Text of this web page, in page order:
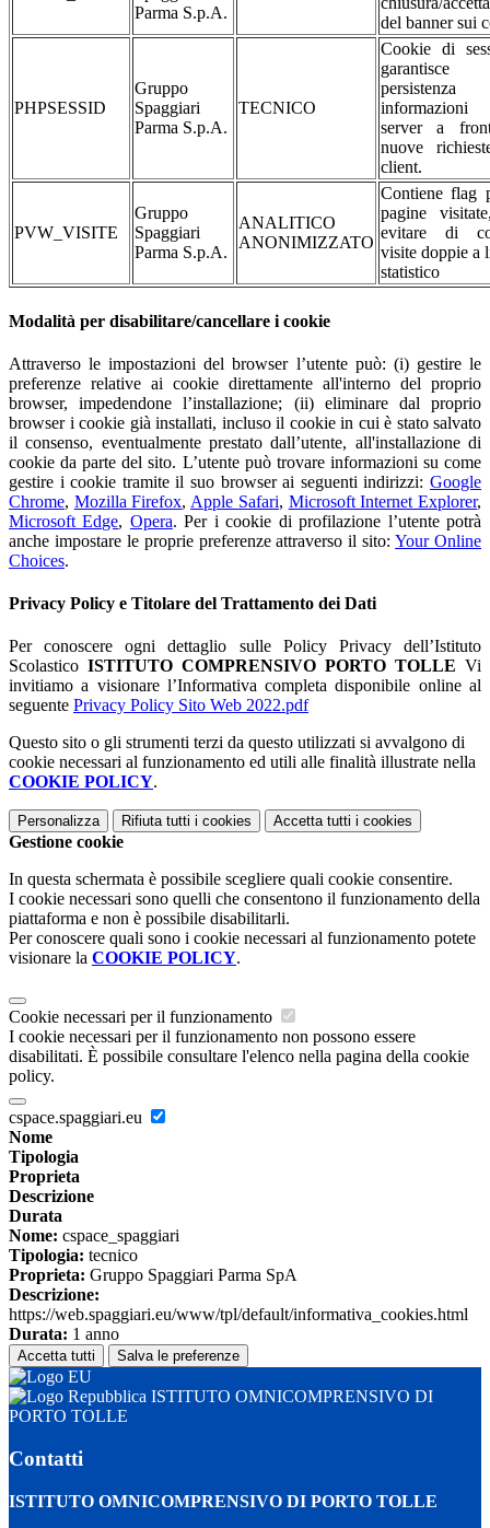
Parma S.p.A.
del banner sui
PHPSESSID
Gruppo
Spaggiari
Parma S.p.A.
TECNICO
Cookie di
persistenza
server a
nuove
client.
PVW_VISITE
Gruppo
Spaggiari
Parma S.p.A.
ANALITICO
ANONIMIZZATO
Contiene flag
pagine
evitare di
visite doppie a
statistico
Modalità per disabilitare/cancellare i cookie
Attraverso le impostazioni del browser l’utente può: (i) gestire le
preferenze relative ai cookie direttamente all'interno del proprio
browser, impedendone l’installazione; (ii) eliminare dal proprio
browser i cookie già installati, incluso il cookie in cui è stato salvato
il consenso, eventualmente prestato dall’utente, all'installazione di
cookie da parte del sito. L’utente può trovare informazioni su come
gestire i cookie tramite il suo browser ai seguenti indirizzi: Google
Chrome, Mozilla Firefox, Apple Safari, Microsoft Internet Explorer,
Microsoft Edge, Opera. Per i cookie di profilazione l’utente potrà
anche impostare le proprie preferenze attraverso il sito:Your Online
Choices.
Privacy Policy e Titolare del Trattamento dei Dati
Per conoscere ogni dettaglio sulle Policy Privacy dell’Istituto
Scolastico ISTITUTO COMPRENSIVO PORTO TOLLE Vi
invitiamo a visionare l’Informativa completa disponibile online al
seguente Privacy Policy Sito Web 2022.pdf
Questo sito o gli strumenti terzi da questo utilizzati si avvalgono di
cookie necessari al funzionamento ed utili alle finalità illustrate nella
COOKIE POLICY.
Personalizza Rifiuta tutti i cookies Accetta tutti i cookies
Gestione cookie
In questa schermata è possibile scegliere quali cookie consentire.
I cookie necessari sono quelli che consentono il funzionamento della
piattaforma e non è possibile disabilitarli.
Per conoscere quali sono i cookie necessari al funzionamento potete
visionare la COOKIE POLICY.
Cookie necessari per il funzionamento
I cookie necessari per il funzionamento non possono essere
disabilitati. È possibile consultare l'elenco nella pagina della cookie
policy.
cspace.spaggiari.eu
Nome
Tipologia
Proprieta
Descrizione
Durata
Nome: cspace_spaggiari
Tipologia: tecnico
Proprieta: Gruppo Spaggiari Parma SpA
Descrizione:
https://web.spaggiari.eu/www/tpl/default/informativa_cookies.html
Durata: 1 anno
Accetta tutti Salva le preferenze
ISTITUTO OMNICOMPRENSIVO DI
PORTO TOLLE
Contatti
ISTITUTO OMNICOMPRENSIVO DI PORTO TOLLE